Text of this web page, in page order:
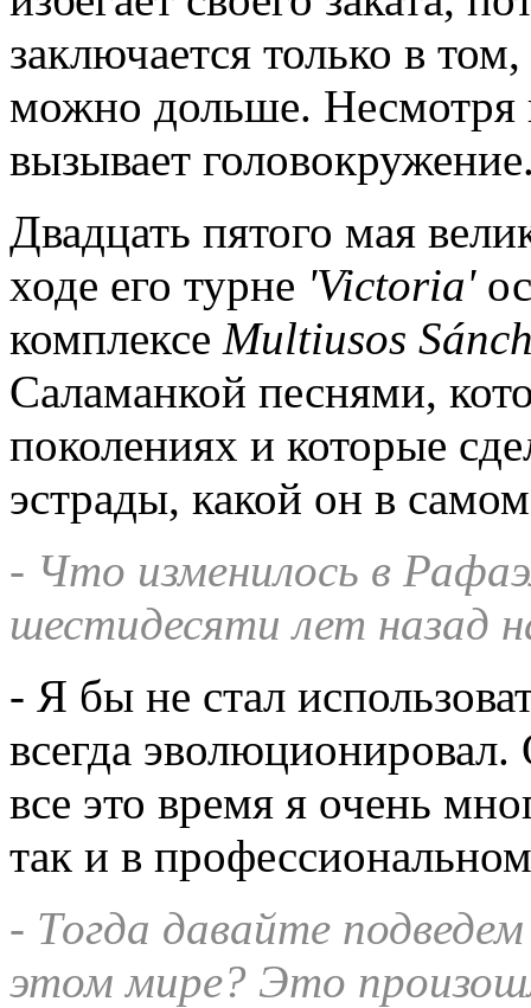
заключается только в
можно дольше. Несмотря
вызывает
Двадцать пятого мая
ходе его турне 'Victoria'
комплексе Multiusos Sá
Саламанкой песнями,
поколениях и которые
эстрады, какой он в
- Что изменилось в
шестидесяти лет назад
- Я бы не стал
всегда эволюционировал.
все это время я очень
так и в
- Тогда давайте
этом мире? Это